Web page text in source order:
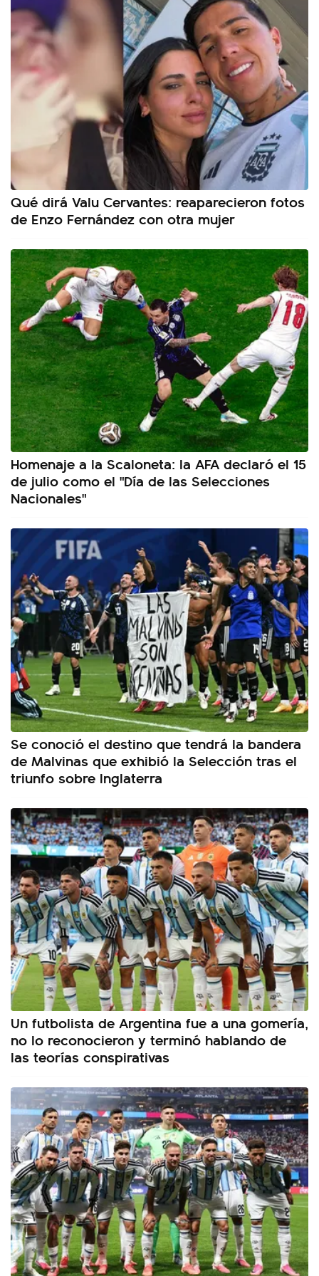
Qué dirá Valu Cervantes: reaparecieron fotos
de Enzo Fernández con otra mujer
Homenaje a la Scaloneta: la AFA declaró el 15
de julio como el "Día de las Selecciones
Nacionales"
Se conoció el destino que tendrá la bandera
de Malvinas que exhibió la Selección tras el
triunfo sobre Inglaterra
Un futbolista de Argentina fue a una gomería,
no lo reconocieron y terminó hablando de
las teorías conspirativas